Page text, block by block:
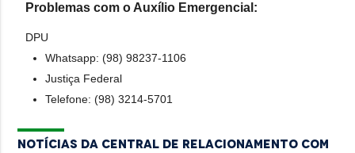
Problemas com o Auxílio Emergencial:
DPU
Whatsapp: (98) 98237-1106
Justiça Federal
Telefone: (98) 3214-5701
Notícias da Central de Relacionamento com